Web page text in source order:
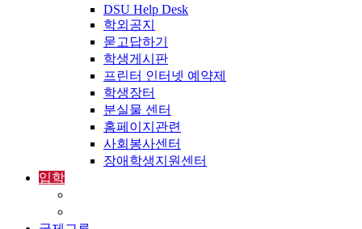
DSU Help Desk
학외공지
묻고답하기
학생게시판
프린터 인터넷 예약제
학생장터
분실물 센터
홈페이지관련
사회봉사센터
장애학생지원센터
입학